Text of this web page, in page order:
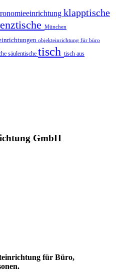
klapptische
München
objekteinrichtung für büro
säulentische tisch tisch aus
GmbH
für Büro,